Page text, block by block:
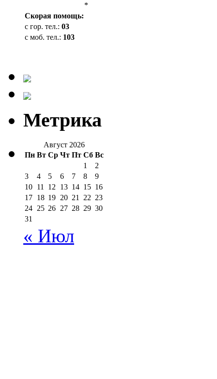
*
Cкорая помощь:
с гор. тел.: 03
с моб. тел.: 103
Метрика
Август 2026
Пн Вт Ср Чт Пт Сб Вс
1
2
3
4 5 6 7 8
9
10 11 12 13 14 15 16
17 18 19 20 21 22 23
24 25 26 27 28 29 30
31
« Июл